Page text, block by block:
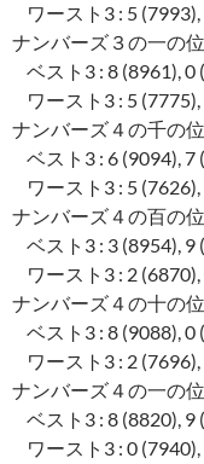
ワースト3 : 5
ナンバーズ３の一の
ベスト3 : 8 (8961), 0
ワースト3 : 5
ナンバーズ４の千の
ベスト3 : 6 (9094), 7
ワースト3 : 5
ナンバーズ４の百の
ベスト3 : 3 (8954), 9
ワースト3 : 2
ナンバーズ４の十の
ベスト3 : 8 (9088), 0
ワースト3 : 2
ナンバーズ４の一の
ベスト3 : 8 (8820), 9
ワースト3 : 0